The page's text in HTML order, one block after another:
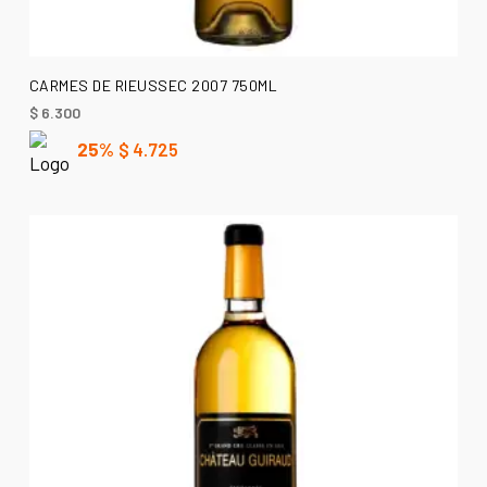
AÑADIR AL CARRITO
CARMES DE RIEUSSEC 2007 750ML
$6.300
25% $ 4.725